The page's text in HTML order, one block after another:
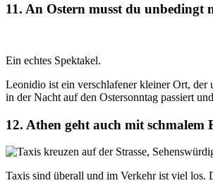
11. An Ostern musst du unbedingt
Ein echtes Spektakel.
Leonidio ist ein verschlafener kleiner Ort, der
in der Nacht auf den Ostersonntag passiert
12. Athen geht auch mit schmalem
Taxis sind überall und im Verkehr ist viel los.